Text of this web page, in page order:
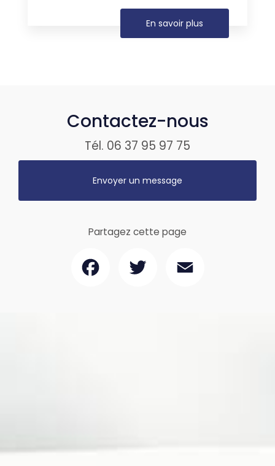
En savoir plus
Contactez-nous
Tél. 06 37 95 97 75
Envoyer un message
Partagez cette page